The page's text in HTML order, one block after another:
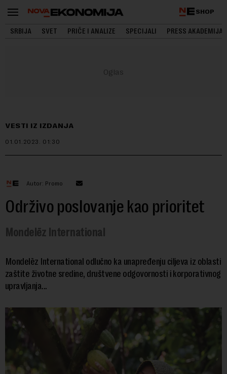
SHOP
SRBIJA SVET PRIČE I ANALIZE SPECIJALI PRESS AKADEMIJA
VESTI IZ IZDANJA
01.01.2023. 01:30
Autor: Promo
Održivo poslovanje kao prioritet
Mondelēz International
Mondelēz International odlučno ka unapređenju ciljeva iz oblasti
zaštite životne sredine, društvene odgovornosti i korporativnog
upravljanja...